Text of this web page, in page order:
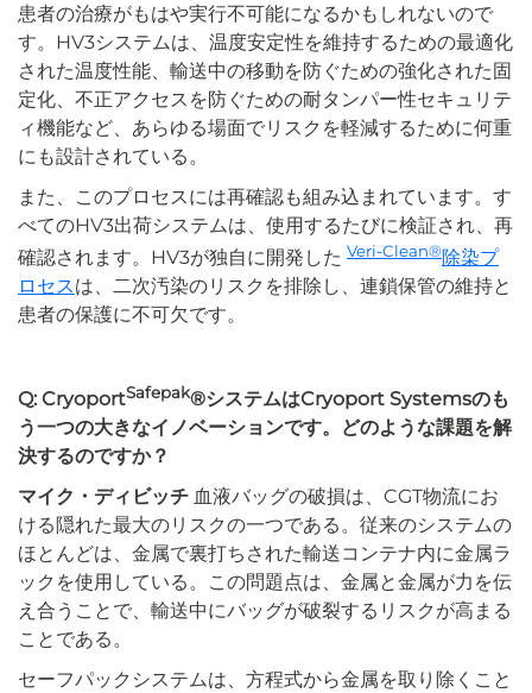
患者の治療がもはや実行不可能になるかもしれないので
す。HV3システムは、温度安定性を維持するための最適化
された温度性能、輸送中の移動を防ぐための強化された固
定化、不正アクセスを防ぐための耐タンパー性セキュリテ
ィ機能など、あらゆる場面でリスクを軽減するために何重
にも設計されている。
また、このプロセスには再確認も組み込まれています。す
べてのHV3出荷システムは、使用するたびに検証され、再
確認されます。HV3が独自に開発した Veri-Clean®除染プ
ロセスは、二次汚染のリスクを排除し、連鎖保管の維持と
患者の保護に不可欠です。
Q: CryoportSafepak®システムはCryoport Systemsのも
う一つの大きなイノベーションです。どのような課題を解
決するのですか？
マイク・ディビッチ 血液バッグの破損は、CGT物流にお
ける隠れた最大のリスクの一つである。従来のシステムの
ほとんどは、金属で裏打ちされた輸送コンテナ内に金属ラ
ックを使用している。この問題点は、金属と金属が力を伝
え合うことで、輸送中にバッグが破裂するリスクが高まる
ことである。
セーフパックシステムは、方程式から金属を取り除くこと